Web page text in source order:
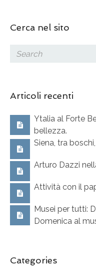
Cerca nel sito
Articoli recenti
Ytalia al Forte
bellezza.
Siena, tra
Arturo Dazzi
Attività con il
Musei per tutti:
Domenica al
Categories